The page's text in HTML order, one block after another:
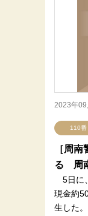
2023年09
110番
［周
る 周
5日に
現金約
生した